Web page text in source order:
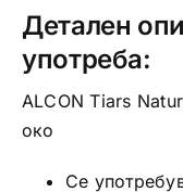
солзи
количина
Детален
употреба:
ALCON Tiars
око
Се